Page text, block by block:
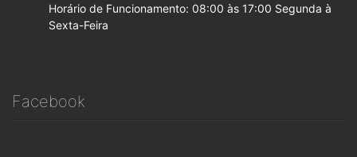
Horário de Funcionamento: 08:00 às 17:00 Segunda à
Sexta-Feira
Facebook